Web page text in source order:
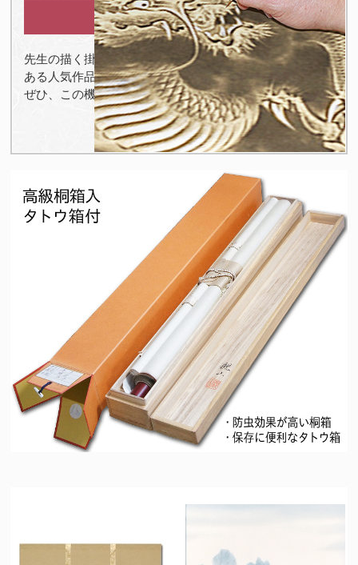
納期：２か月ほど
先生の描く掛け軸は、お待ちいただいても十分に価値の
ある人気作品です。
ぜひ、この機会にお求めく ださい。